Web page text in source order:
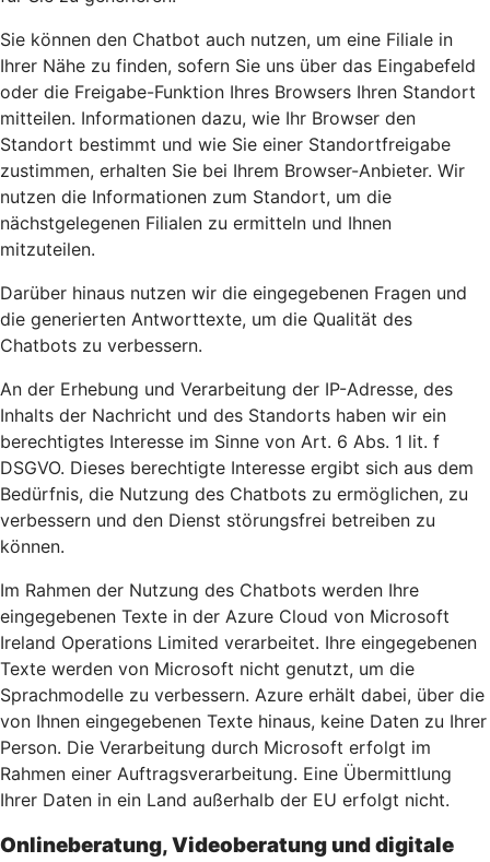
Sie können den Chatbot auch nutzen, um eine Filiale in
Ihrer Nähe zu finden, sofern Sie uns über das Eingabefeld
oder die Freigabe-Funktion Ihres Browsers Ihren Standort
mitteilen. Informationen dazu, wie Ihr Browser den
Standort bestimmt und wie Sie einer Standortfreigabe
zustimmen, erhalten Sie bei Ihrem Browser-Anbieter. Wir
nutzen die Informationen zum Standort, um die
nächstgelegenen Filialen zu ermitteln und Ihnen
mitzuteilen.
Darüber hinaus nutzen wir die eingegebenen Fragen und
die generierten Antworttexte, um die Qualität des
Chatbots zu verbessern.
An der Erhebung und Verarbeitung der IP-Adresse, des
Inhalts der Nachricht und des Standorts haben wir ein
berechtigtes Interesse im Sinne von Art. 6 Abs. 1 lit. f
DSGVO. Dieses berechtigte Interesse ergibt sich aus dem
Bedürfnis, die Nutzung des Chatbots zu ermöglichen, zu
verbessern und den Dienst störungsfrei betreiben zu
können.
Im Rahmen der Nutzung des Chatbots werden Ihre
eingegebenen Texte in der Azure Cloud von Microsoft
Ireland Operations Limited verarbeitet. Ihre eingegebenen
Texte werden von Microsoft nicht genutzt, um die
Sprachmodelle zu verbessern. Azure erhält dabei, über die
von Ihnen eingegebenen Texte hinaus, keine Daten zu Ihrer
Person. Die Verarbeitung durch Microsoft erfolgt im
Rahmen einer Auftragsverarbeitung. Eine Übermittlung
Ihrer Daten in ein Land außerhalb der EU erfolgt nicht.
Onlineberatung, Videoberatung und digitale